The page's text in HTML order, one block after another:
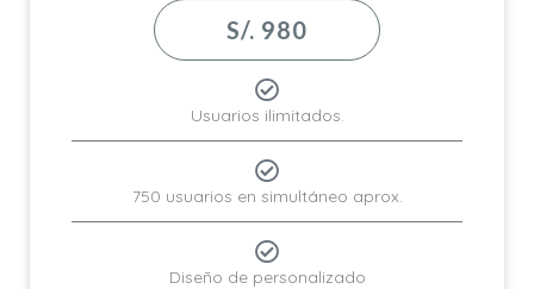
S/. 980
Usuarios ilimitados.
750 usuarios en simultáneo aprox.
Diseño de personalizado